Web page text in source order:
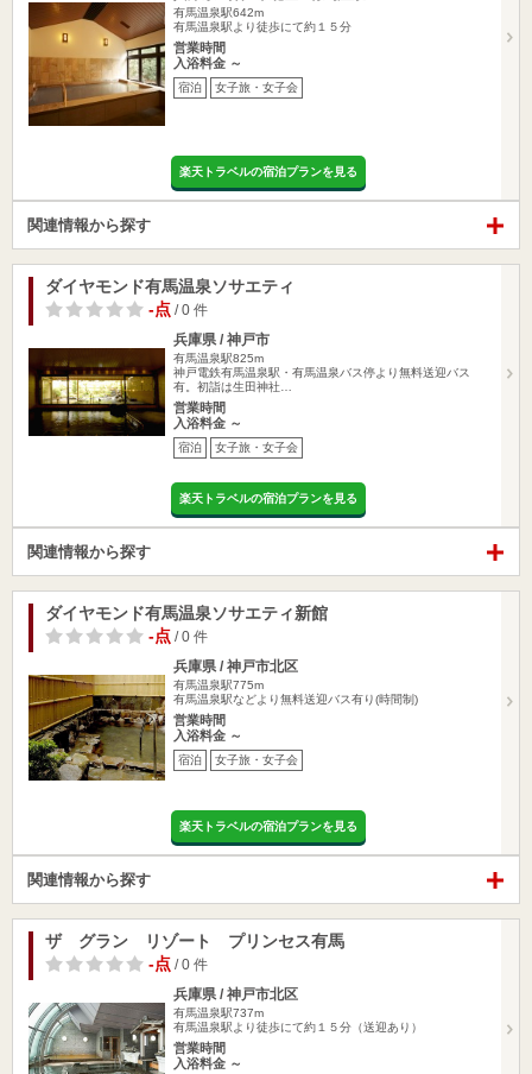
有馬温泉駅642m
有馬温泉駅より徒歩にて約１５分
営業時間
入浴料金 ～
宿泊 女子旅・女子会
楽天トラベルの宿泊プランを見る
関連情報から探す
ダイヤモンド有馬温泉ソサエティ
-点 / 0 件
兵庫県 / 神戸市
有馬温泉駅825m
神戸電鉄有馬温泉駅・有馬温泉バス停より無料送迎バス
有。初詣は生田神社…
営業時間
入浴料金 ～
宿泊 女子旅・女子会
楽天トラベルの宿泊プランを見る
関連情報から探す
ダイヤモンド有馬温泉ソサエティ新館
-点 / 0 件
兵庫県 / 神戸市北区
有馬温泉駅775m
有馬温泉駅などより無料送迎バス有り(時間制)
営業時間
入浴料金 ～
宿泊 女子旅・女子会
楽天トラベルの宿泊プランを見る
関連情報から探す
ザ グラン リゾート プリンセス有馬
-点 / 0 件
兵庫県 / 神戸市北区
有馬温泉駅737m
有馬温泉駅より徒歩にて約１５分（送迎あり）
営業時間
入浴料金 ～